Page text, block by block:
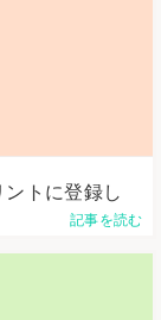
トに登録し
記事を読む